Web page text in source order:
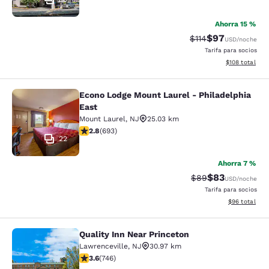
Ahorra 15 %
Precio tachado:
$114Precio con
$97USD/noche
Tarifa para socios
Ver detalles
$108 total
Econo Lodge Mount Laurel -
22
Econo Lodge Mount Laurel - Philadelphia
East
Mount Laurel, NJ
25.03 km
calificación de 2.83 estrellas. Feria. 693 reseñas
2.8(693)
Ahorra 7 %
Precio tachado:
$89Precio con
$83USD/noche
Tarifa para socios
Ver detalles
$96 total
Quality Inn Near Princeton
Quality Inn Near Princeton
Lawrenceville, NJ
30.97 km
calificación de 3.62 estrellas. Bueno. 746 reseñas
3.6(746)